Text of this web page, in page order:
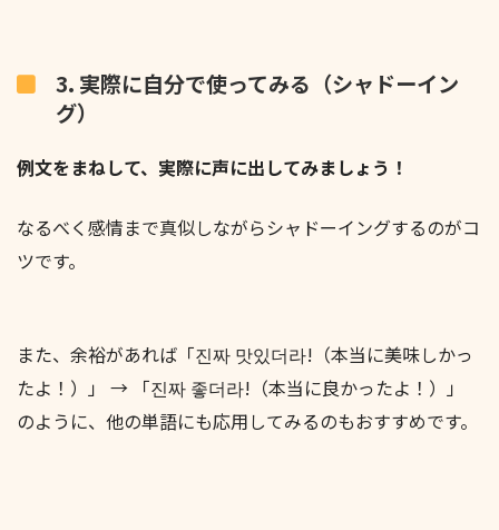
3. 実際に自分で使ってみる（シャドーイン
グ）
例文をまねして、実際に声に出してみましょう！
なるべく感情まで真似しながらシャドーイングするのがコ
ツです。
また、余裕があれば「진짜 맛있더라!（本当に美味しかっ
たよ！）」 → 「진짜 좋더라!（本当に良かったよ！）」
のように、他の単語にも応用してみるのもおすすめです。